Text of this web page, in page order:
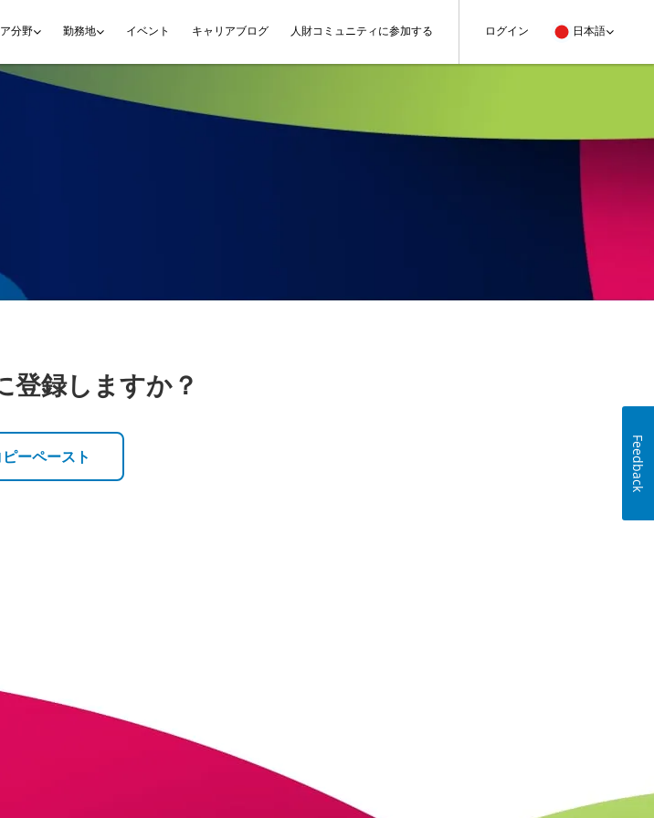
分野 勤務地 イベント キャリアブログ 人財コミュニティに参加する ログイン 日本語
登録しますか？
ピーペースト
を貼り付ける Feedback